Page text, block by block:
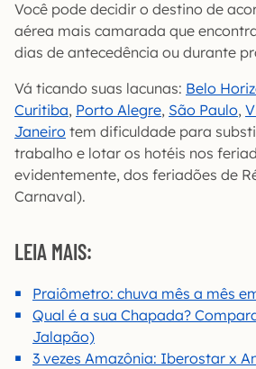
Você pode decidir o destino de
aérea mais camarada que
dias de antecedência ou durante
Vá ticando suas lacunas: Belo
Curitiba, Porto Alegre, São Paulo,
Janeiro tem dificuldade para
trabalho e lotar os hotéis nos
evidentemente, dos feriadões de
Carnaval).
LEIA MAIS:
Praiômetro: chuva mês a mês
Qual é a sua Chapada?
Jalapão)
3 vezes Amazônia: Iberostar x